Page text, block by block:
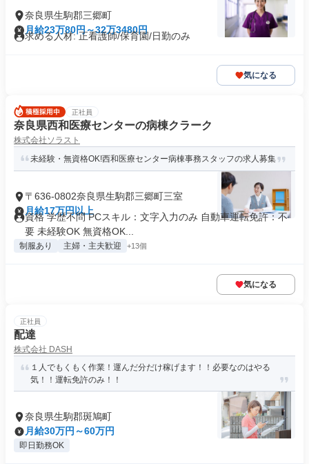
奈良県生駒郡三郷町
月給23万80円～32万3480円
求める人材: 正看護師/保育園/日勤のみ
気になる
正社員
奈良県西和医療センターの病棟クラーク
株式会社ソラスト
未経験・無資格OK!西和医療センター病棟事務スタッフの求人募集
〒636-0802奈良県生駒郡三郷町三室
月給17万円以上
資格 学歴不問 PCスキル：文字入力のみ 自動車運転免許：不
要 未経験OK 無資格OK...
制服あり 主婦・主夫歓迎 +13個
気になる
正社員
配達
株式会社 DASH
１人でもくもく作業！運んだ分だけ稼げます！！必要なのはやる
気！！運転免許のみ！！
奈良県生駒郡斑鳩町
月給30万円～60万円
即日勤務OK